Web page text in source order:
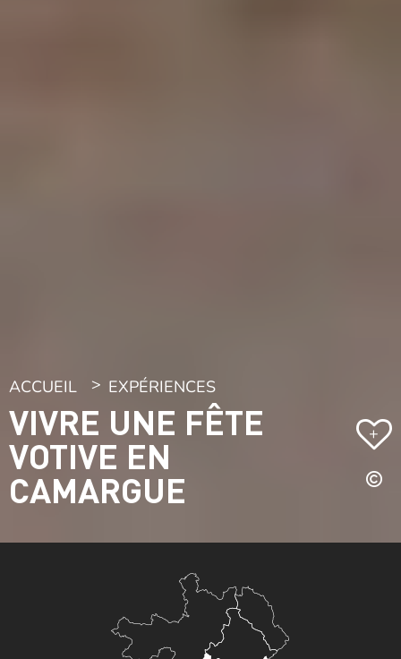
ACCUEIL EXPÉRIENCES
VIVRE UNE FÊTE
VOTIVE EN
CAMARGUE
+